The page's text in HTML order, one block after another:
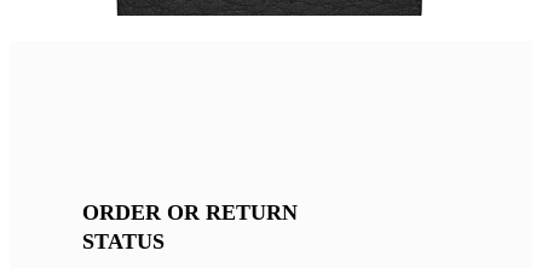
ORDER OR RETURN
STATUS